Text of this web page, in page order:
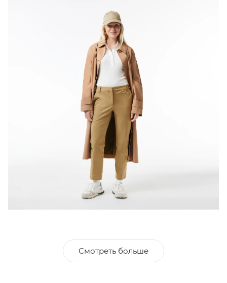
Смотреть больше